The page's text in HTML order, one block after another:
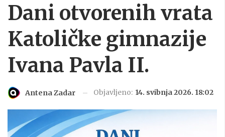
Dani otvorenih vrata
Katoličke gimnazije
Ivana Pavla II.
Antena Zadar Objavljeno: 14. svibnja 2026. 18:02